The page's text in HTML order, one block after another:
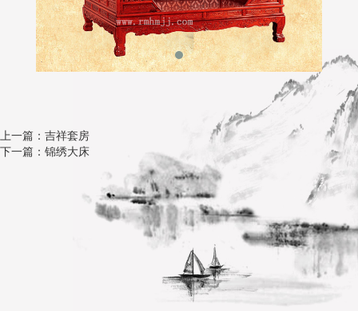
上一篇：吉祥套房
下一篇：锦绣大床